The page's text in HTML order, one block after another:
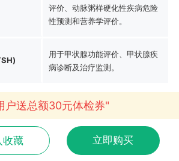
评价、动脉粥样硬化性疾病危险
性预测和营养学评价。
用于甲状腺功能评价、甲状腺疾
病诊断及治疗监测。
户送总额30元体检券"
收藏 立即购买